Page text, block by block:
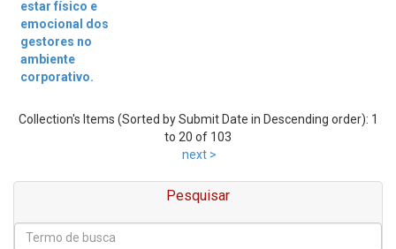
estar físico e
emocional dos
gestores no
ambiente
corporativo.
Collection's Items (Sorted by Submit Date in Descending order): 1
to 20 of 103
next >
Pesquisar